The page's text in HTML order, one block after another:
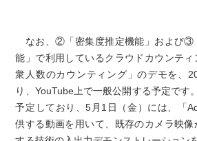
なお、②「密集度推定機能」および③
能」で利用しているクラウドカウンテ
衆人数のカウンティング」のデモを、
り、YouTube上で一般公開する予定です
予定しており、5月1日（金）には、「
供する動画を用いて、既存のカメラ映